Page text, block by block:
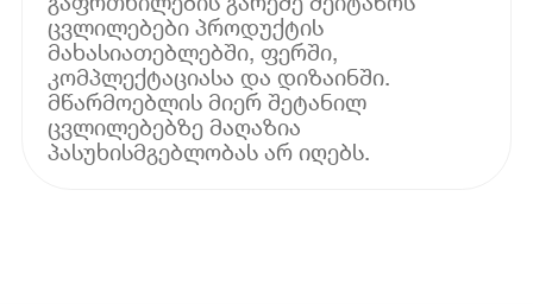
ცვლილებები პროდუქტის
მახასიათებლებში, ფერში,
კომპლექტაციასა და დიზაინში.
მწარმოებლის მიერ შეტანილ
ცვლილებებზე მაღაზია
პასუხისმგებლობას არ იღებს.